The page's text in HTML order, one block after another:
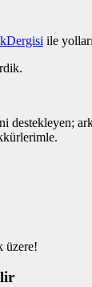
ile
destekleyen;
üzere!